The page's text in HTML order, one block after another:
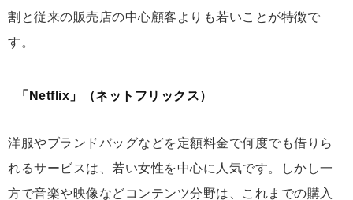
割と従来の販売店の中心顧客よりも若いことが特徴で
す。
「Netflix」（ネットフリックス）
洋服やブランドバッグなどを定額料金で何度でも借りら
れるサービスは、若い女性を中心に人気です。しかし一
方で音楽や映像などコンテンツ分野は、これまでの購入